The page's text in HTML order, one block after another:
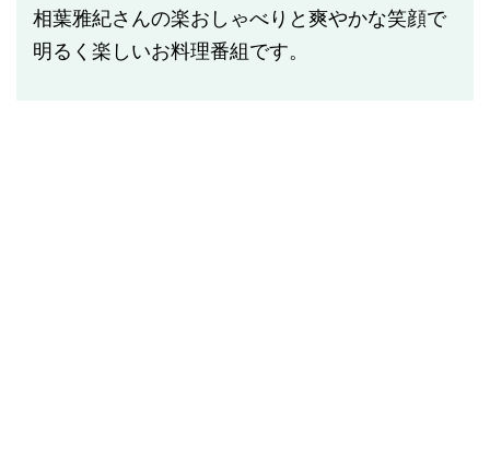
相葉雅紀さんの楽おしゃべりと爽やかな笑顔で
明るく楽しいお料理番組です。